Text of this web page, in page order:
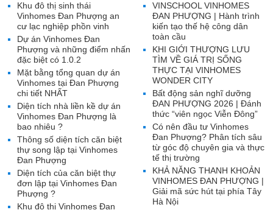
VINSCHOOL VINHOMES
ĐAN PHƯỢNG | Hành trình
kiến tạo thế hệ công dân
toàn cầu
KHI GIỚI THƯỢNG LƯU
TÌM VỀ GIÁ TRỊ SỐNG
THỰC TẠI VINHOMES
WONDER CITY
Bất động sản nghĩ dưỡng
ĐAN PHƯỢNG 2026 | Đánh
thức “viên ngọc Viễn Đông”
Có nên đầu tư Vinhomes
Đan Phượng? Phân tích sâu
từ góc độ chuyên gia và thực
tế thị trường
KHẢ NĂNG THANH KHOẢN
VINHOMES ĐAN PHƯỢNG |
Giải mã sức hút tại phía Tây
Hà Nội
Khu đô thị sinh thái
Vinhomes Đan Phượng an
cư lạc nghiệp phồn vinh
Dự án Vinhomes Đan
Phượng và những điểm nhấn
đặc biệt có 1.0.2
Mặt bằng tổng quan dự án
Vinhomes tại Đan Phượng
chi tiết NHẤT
Diện tích nhà liền kề dự án
Vinhomes Đan Phượng là
bao nhiêu ?
Thông số diện tích căn biệt
thự song lập tại Vinhomes
Đan Phượng
Diện tích của căn biệt thự
đơn lập tại Vinhomes Đan
Phượng ?
Khu đô thị Vinhomes Đan